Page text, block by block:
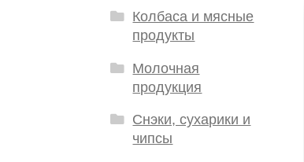
Колбаса и мясные
продукты
Молочная
продукция
Снэки, сухарики и
чипсы